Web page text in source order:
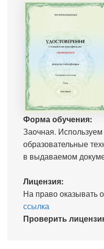
Форма обучения:
Заочная.
образовательные
в выдаваемом
Лицензия:
На право оказывать
ссылка
Проверить